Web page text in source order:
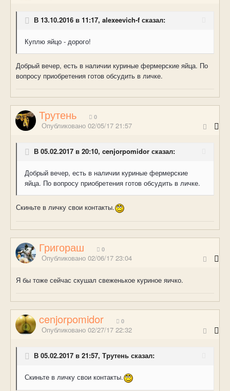
В 13.10.2016 в 11:17, alexeevich-f сказал:
Куплю яйцо - дорого!
Добрый вечер, есть в наличии куриные фермерские яйца. По
вопросу приобретения готов обсудить в личке.
Трутень 0
Опубликовано 02/05/17 21:57
В 05.02.2017 в 20:10, cenjorpomidor сказал:
Добрый вечер, есть в наличии куриные фермерские
яйца. По вопросу приобретения готов обсудить в личке.
Скиньте в личку свои контакты.
Григораш 0
Опубликовано 02/06/17 23:04
Я бы тоже сейчас скушал свеженькое куриное яичко.
cenjorpomidor 0
Опубликовано 02/27/17 22:32
В 05.02.2017 в 21:57, Трутень сказал:
Скиньте в личку свои контакты.